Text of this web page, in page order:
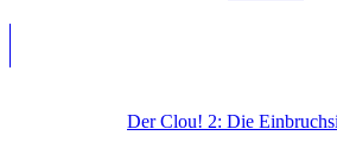
Der Clou! 2: Die